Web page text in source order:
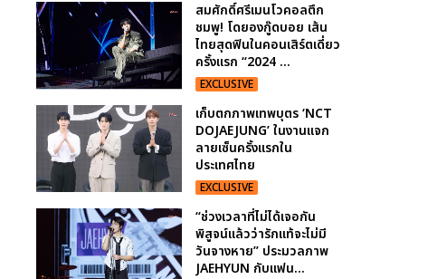
สมศักดิ์ศรีเมนโวคอลตึก
ชมพู! โดยองกู๊ดบอย เส้น
ไทยสุดฟินในคอนเสิร์ตเดี่ยว
ครั้งแรก “2024 ...
EXCLUSIVE
เก็บตกภาพเทพบุตร ‘NCT
DOJAEJUNG’ ในงานแจก
ลายเซ็นครั้งแรกใน
ประเทศไทย
EXCLUSIVE
“ช่วงเวลาที่ไม่ได้เจอกัน
พิสูจน์แล้วว่ารักแท้จะไม่มี
วันจางหาย” ประมวลภาพ
JAEHYUN กับแฟน...